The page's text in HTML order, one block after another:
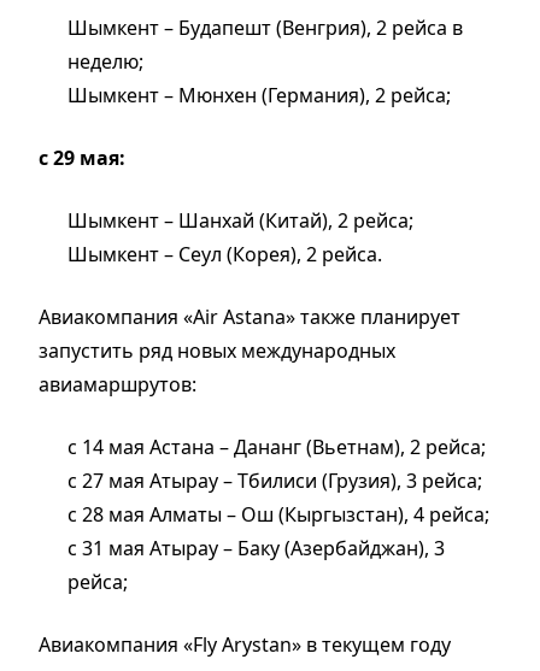
Шымкент – Будапешт (Венгрия), 2 рейса в
неделю;
Шымкент – Мюнхен (Германия), 2 рейса;
с 29 мая:
Шымкент – Шанхай (Китай), 2 рейса;
Шымкент – Сеул (Корея), 2 рейса.
Авиакомпания «Air Astana» также планирует
запустить ряд новых международных
авиамаршрутов:
с 14 мая Астана – Дананг (Вьетнам), 2 рейса;
с 27 мая Атырау – Тбилиси (Грузия), 3 рейса;
с 28 мая Алматы – Ош (Кыргызстан), 4 рейса;
с 31 мая Атырау – Баку (Азербайджан), 3
рейса;
Авиакомпания «Fly Arystan» в текущем году